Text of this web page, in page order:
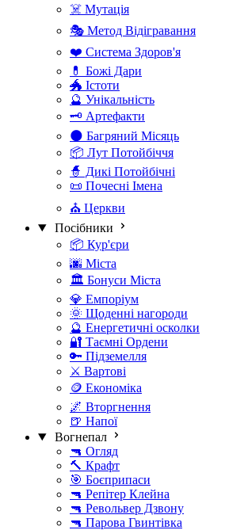
☠️ Мутація
🎭 Метод Відігравання
❤️ Система Здоров'я
💊 Божі Дари
🐲 Істоти
🔮 Унікальність
🗝️ Артефакти
🌑 Багряний Місяць
📦 Лут Потойбіччя
🧙 Дикі Потойбічні
📜 Почесні Імена
⛪ Церкви
Посібники
📦 Кур'єри
🌆 Міста
🏛️ Бонуси Міста
💎 Емпоріум
🌞 Щоденні нагороди
🔮 Енергетичні осколки
🔐 Таємні Ордени
🔑 Підземелля
⚔️ Вартові
🪙 Економіка
🌌 Вторгнення
🍺 Напої
Вогнепал
🔫 Огляд
🔨 Крафт
🎯 Боєприпаси
🔫 Репітер Клейна
🔫 Револьвер Дзвону
🔫 Парова Гвинтівка